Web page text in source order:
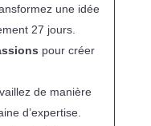
une idée
27 jours.
pour créer
de manière
d’expertise.